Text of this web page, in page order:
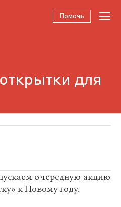
Помочь
для
очередную акцию
к Новому году.